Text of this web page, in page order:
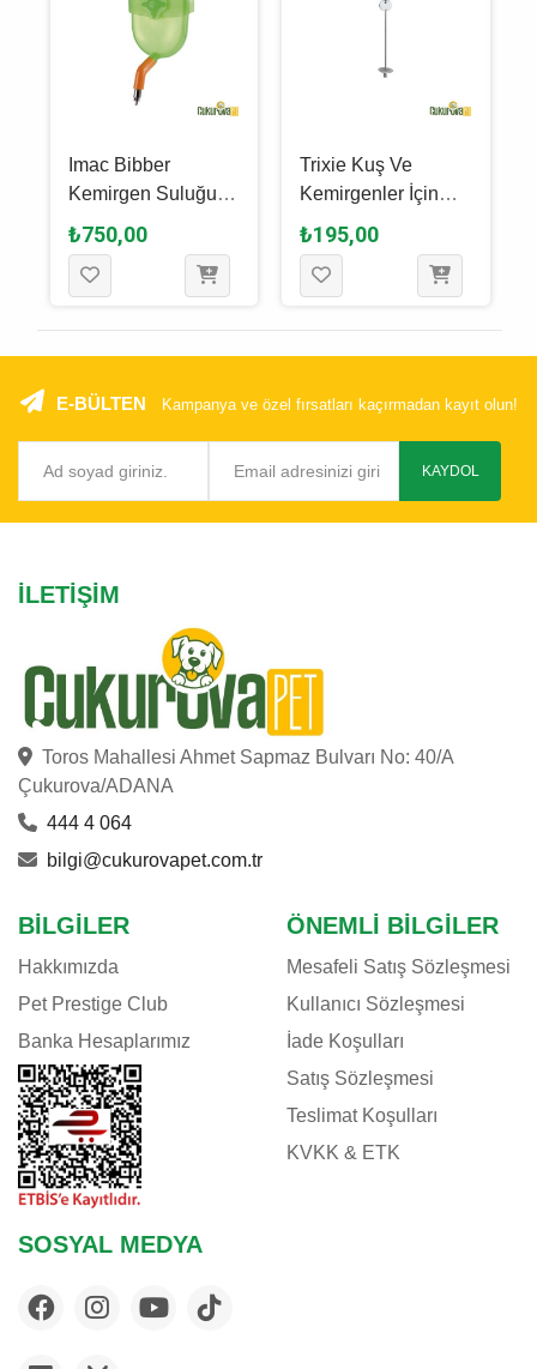
Imac Bibber
Kemirgen Suluğu
400 Ml
₺750,00
Trixie Kuş Ve
Kemirgenler İçin
Metal Meyve
Çubuğu 20 Cm
₺195,00
E-BÜLTEN Kampanya ve özel fırsatları kaçırmadan kayıt olun!
KAYDOL
İLETIŞIM
Toros Mahallesi Ahmet Sapmaz Bulvarı No: 40/A
Çukurova/ADANA
444 4 064
bilgi@cukurovapet.com.tr
BILGILER
Hakkımızda
Pet Prestige Club
Banka Hesaplarımız
ÖNEMLI BILGILER
Mesafeli Satış Sözleşmesi
Kullanıcı Sözleşmesi
İade Koşulları
Satış Sözleşmesi
Teslimat Koşulları
KVKK & ETK
SOSYAL MEDYA